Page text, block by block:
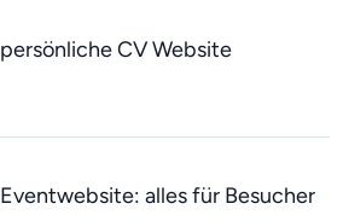
CV Website
alles für Besucher